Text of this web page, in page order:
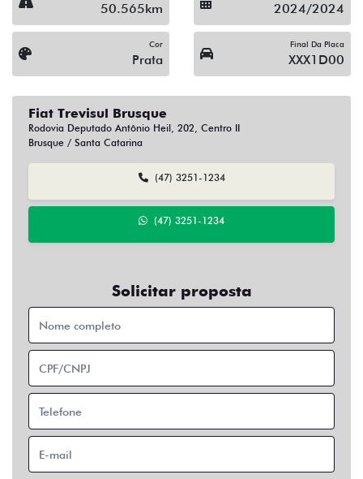
50.565km 2024/2024
Cor
Prata
Final Da Placa
XXX1D00
Fiat Trevisul Brusque
Rodovia Deputado Antônio Heil, 202, Centro II
Brusque / Santa Catarina
(47) 3251-1234
(47) 3251-1234
Solicitar proposta